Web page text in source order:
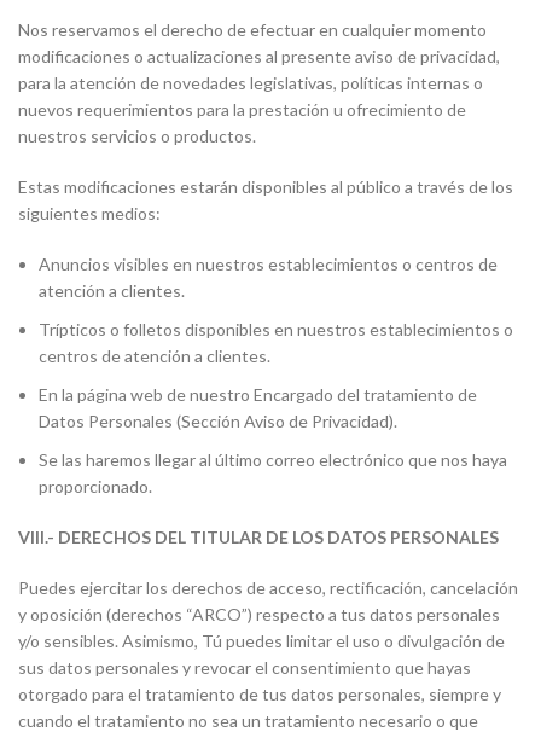
Nos reservamos el derecho de efectuar en cualquier momento
modificaciones o actualizaciones al presente aviso de privacidad,
para la atención de novedades legislativas, políticas internas o
nuevos requerimientos para la prestación u ofrecimiento de
nuestros servicios o productos.
Estas modificaciones estarán disponibles al público a través de los
siguientes medios:
Anuncios visibles en nuestros establecimientos o centros de
atención a clientes.
Trípticos o folletos disponibles en nuestros establecimientos o
centros de atención a clientes.
En la página web de nuestro Encargado del tratamiento de
Datos Personales (Sección Aviso de Privacidad).
Se las haremos llegar al último correo electrónico que nos haya
proporcionado.
VIII.- DERECHOS DEL TITULAR DE LOS DATOS PERSONALES
Puedes ejercitar los derechos de acceso, rectificación, cancelación
y oposición (derechos “ARCO”) respecto a tus datos personales
y/o sensibles. Asimismo, Tú puedes limitar el uso o divulgación de
sus datos personales y revocar el consentimiento que hayas
otorgado para el tratamiento de tus datos personales, siempre y
cuando el tratamiento no sea un tratamiento necesario o que